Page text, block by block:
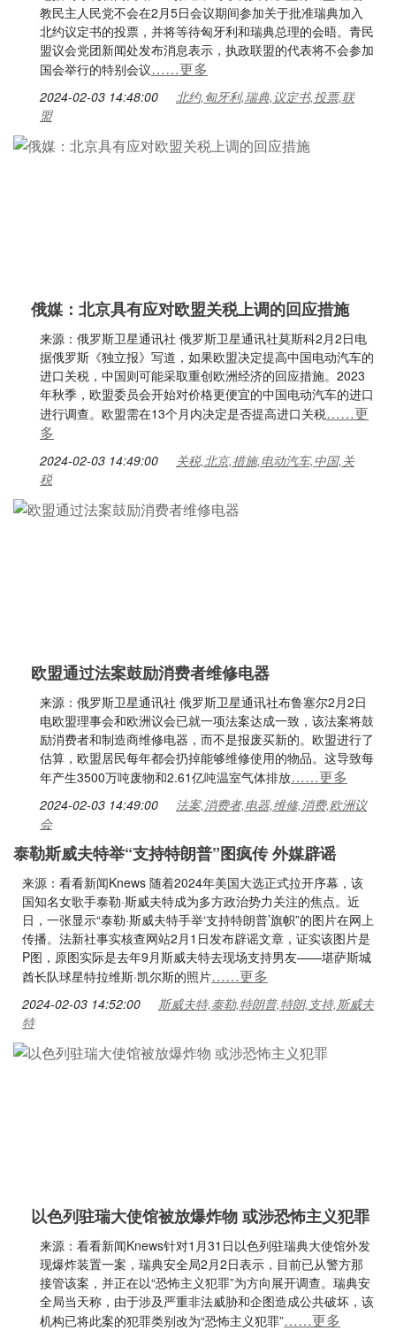
教民主人民党不会在2月5日会议期间参加关于批准瑞典加入
北约议定书的投票，并将等待匈牙利和瑞典总理的会晤。青民
盟议会党团新闻处发布消息表示，执政联盟的代表将不会参加
国会举行的特别会议……更多
2024-02-03 14:48:00
北约,匈牙利,瑞典,议定书,投票,联
盟
俄媒：北京具有应对欧盟关税上调的回应措施
来源：俄罗斯卫星通讯社 俄罗斯卫星通讯社莫斯科2月2日电
据俄罗斯《独立报》写道，如果欧盟决定提高中国电动汽车的
进口关税，中国则可能采取重创欧洲经济的回应措施。2023
年秋季，欧盟委员会开始对价格更便宜的中国电动汽车的进口
进行调查。欧盟需在13个月内决定是否提高进口关税……更
多
2024-02-03 14:49:00
关税,北京,措施,电动汽车,中国,关
税
欧盟通过法案鼓励消费者维修电器
来源：俄罗斯卫星通讯社 俄罗斯卫星通讯社布鲁塞尔2月2日
电欧盟理事会和欧洲议会已就一项法案达成一致，该法案将鼓
励消费者和制造商维修电器，而不是报废买新的。欧盟进行了
估算，欧盟居民每年都会扔掉能够维修使用的物品。这导致每
年产生3500万吨废物和2.61亿吨温室气体排放……更多
2024-02-03 14:49:00
法案,消费者,电器,维修,消费,欧洲议
会
泰勒斯威夫特举“支持特朗普”图疯传 外媒辟谣
来源：看看新闻Knews 随着2024年美国大选正式拉开序幕，该
国知名女歌手泰勒·斯威夫特成为多方政治势力关注的焦点。近
日，一张显示“泰勒·斯威夫特手举‘支持特朗普’旗帜”的图片在网上
传播。法新社事实核查网站2月1日发布辟谣文章，证实该图片是
P图，原图实际是去年9月斯威夫特去现场支持男友——堪萨斯城
酋长队球星特拉维斯·凯尔斯的照片……更多
2024-02-03 14:52:00
斯威夫特,泰勒,特朗普,特朗,支持,斯威夫
特
以色列驻瑞大使馆被放爆炸物 或涉恐怖主义犯罪
来源：看看新闻Knews针对1月31日以色列驻瑞典大使馆外发
现爆炸装置一案，瑞典安全局2月2日表示，目前已从警方那
接管该案，并正在以“恐怖主义犯罪”为方向展开调查。瑞典安
全局当天称，由于涉及严重非法威胁和企图造成公共破坏，该
机构已将此案的犯罪类别改为“恐怖主义犯罪”……更多